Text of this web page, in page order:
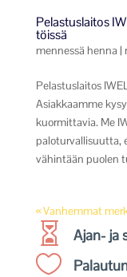
Pelastuslaitos
töissä
mennessä henna |
Pelastuslaitos
Asiakkaamme
kuormittavia. Me
paloturvallisuutta,
vähintään puolen
« Vanhemmat
 Ajan- ja
